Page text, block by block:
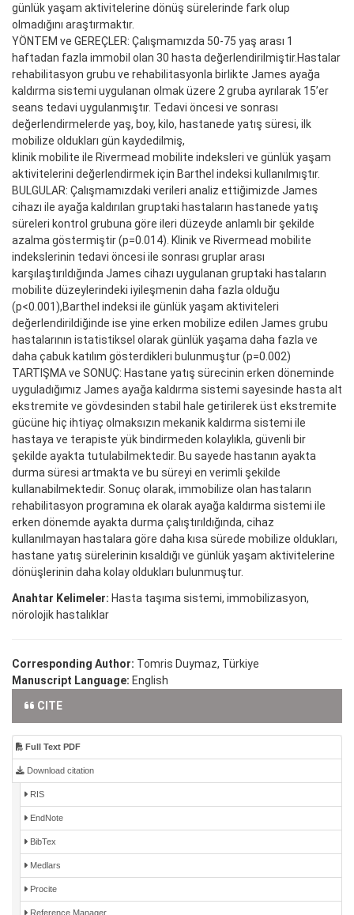
günlük yaşam aktivitelerine dönüş sürelerinde fark olup
olmadığını araştırmaktır.
YÖNTEM ve GEREÇLER: Çalışmamızda 50-75 yaş arası 1
haftadan fazla immobil olan 30 hasta değerlendirilmiştir.Hastalar
rehabilitasyon grubu ve rehabilitasyonla birlikte James ayağa
kaldırma sistemi uygulanan olmak üzere 2 gruba ayrılarak 15’er
seans tedavi uygulanmıştır. Tedavi öncesi ve sonrası
değerlendirmelerde yaş, boy, kilo, hastanede yatış süresi, ilk
mobilize oldukları gün kaydedilmiş,
klinik mobilite ile Rivermead mobilite indeksleri ve günlük yaşam
aktivitelerini değerlendirmek için Barthel indeksi kullanılmıştır.
BULGULAR: Çalışmamızdaki verileri analiz ettiğimizde James
cihazı ile ayağa kaldırılan gruptaki hastaların hastanede yatış
süreleri kontrol grubuna göre ileri düzeyde anlamlı bir şekilde
azalma göstermiştir (p=0.014). Klinik ve Rivermead mobilite
indekslerinin tedavi öncesi ile sonrası gruplar arası
karşılaştırıldığında James cihazı uygulanan gruptaki hastaların
mobilite düzeylerindeki iyileşmenin daha fazla olduğu
(p<0.001),Barthel indeksi ile günlük yaşam aktiviteleri
değerlendirildiğinde ise yine erken mobilize edilen James grubu
hastalarının istatistiksel olarak günlük yaşama daha fazla ve
daha çabuk katılım gösterdikleri bulunmuştur (p=0.002)
TARTIŞMA ve SONUÇ: Hastane yatış sürecinin erken döneminde
uyguladığımız James ayağa kaldırma sistemi sayesinde hasta alt
ekstremite ve gövdesinden stabil hale getirilerek üst ekstremite
gücüne hiç ihtiyaç olmaksızın mekanik kaldırma sistemi ile
hastaya ve terapiste yük bindirmeden kolaylıkla, güvenli bir
şekilde ayakta tutulabilmektedir. Bu sayede hastanın ayakta
durma süresi artmakta ve bu süreyi en verimli şekilde
kullanabilmektedir. Sonuç olarak, immobilize olan hastaların
rehabilitasyon programına ek olarak ayağa kaldırma sistemi ile
erken dönemde ayakta durma çalıştırıldığında, cihaz
kullanılmayan hastalara göre daha kısa sürede mobilize oldukları,
hastane yatış sürelerinin kısaldığı ve günlük yaşam aktivitelerine
dönüşlerinin daha kolay oldukları bulunmuştur.
Anahtar Kelimeler: Hasta taşıma sistemi, immobilizasyon,
nörolojik hastalıklar
Corresponding Author: Tomris Duymaz, Türkiye
Manuscript Language: English
CITE
Full Text PDF
Download citation
RIS
EndNote
BibTex
Medlars
Procite
Reference Manager